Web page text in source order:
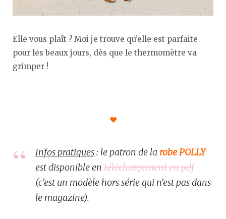
Elle vous plaît ? Moi je trouve qu’elle est parfaite
pour les beaux jours, dès que le thermomètre va
grimper !
♥︎
Infos pratiques: le patron de la robe POLLY
est disponible en téléchargement en pdf
(c’est un modèle hors série qui n’est pas dans
le magazine).